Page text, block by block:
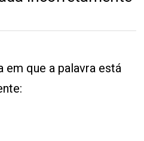
em que a palavra está